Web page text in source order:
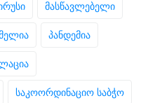
მასწავლებელი
პანდემია
საკოორდინაციო საბჭო